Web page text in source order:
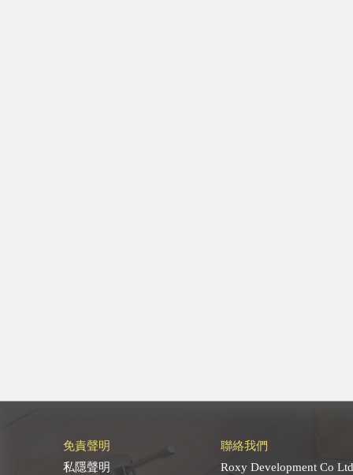
免責聲明
私隱聲明
聯絡我們
Roxy Development Co